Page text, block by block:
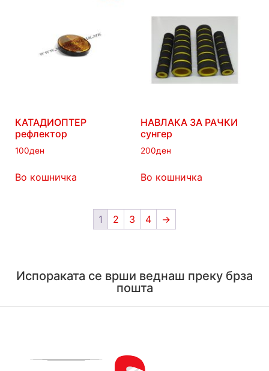
КАТАДИОПТЕР
рефлектор
100ден
Во кошничка
НАВЛАКА ЗА РАЧКИ
сунгер
200ден
Во кошничка
1 2 3 4 →
Испораката се врши веднаш преку брза
пошта